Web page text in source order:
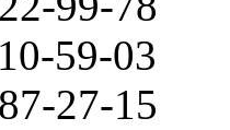
59-03
27-15